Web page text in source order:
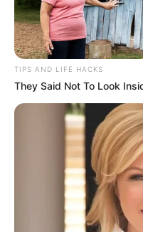
TIPS AND LIFE HACKS
They Said Not To Look